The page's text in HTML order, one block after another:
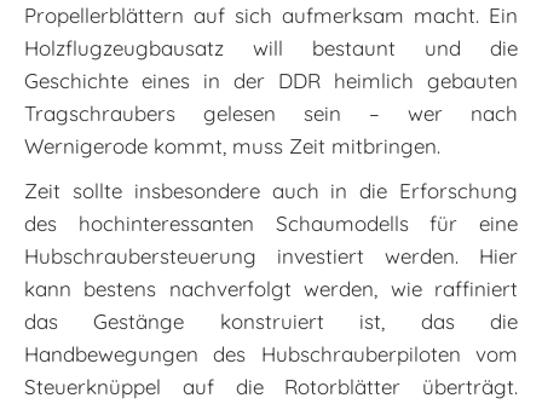
Propellerblättern auf sich aufmerksam macht. Ein
Holzflugzeugbausatz will bestaunt und die
Geschichte eines in der DDR heimlich gebauten
Tragschraubers gelesen sein – wer nach
Wernigerode kommt, muss Zeit mitbringen.
Zeit sollte insbesondere auch in die Erforschung
des hochinteressanten Schaumodells für eine
Hubschraubersteuerung investiert werden. Hier
kann bestens nachverfolgt werden, wie raffiniert
das Gestänge konstruiert ist, das die
Handbewegungen des Hubschrauberpiloten vom
Steuerknüppel auf die Rotorblätter überträgt.